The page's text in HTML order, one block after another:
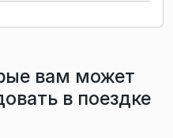
вам может
в поездке